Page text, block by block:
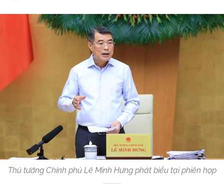
Thủ tướng Chính phủ Lê Minh Hưng phát biểu tại phiên họp